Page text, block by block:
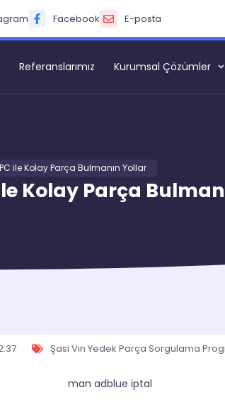
Facebook E-posta
Referanslarımız Kurumsal Çözümler
ile Kolay Parça Bulmanın Yollar
Kolay Parça
Şasi Vin Yedek Parça Sorgulama